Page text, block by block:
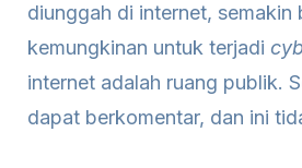
diunggah di internet, semakin
kemungkinan untuk terjadi
internet adalah ruang publik.
dapat berkomentar, dan ini